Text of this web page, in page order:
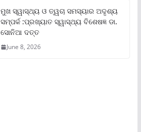
ମୁଖ ସ୍ୱାସ୍ଥ୍ୟ ଓ ତ୍ୱଚା ସମସ୍ୟାର ଅଦୃଶ୍ୟ
ସମ୍ପର୍କ :ପ୍ରଖ୍ୟାତ ସ୍ୱାସ୍ଥ୍ୟ ବିଶେଷଜ୍ଞ ଡା.
ସୋନିଆ ଦତ୍ତ
June 8, 2026